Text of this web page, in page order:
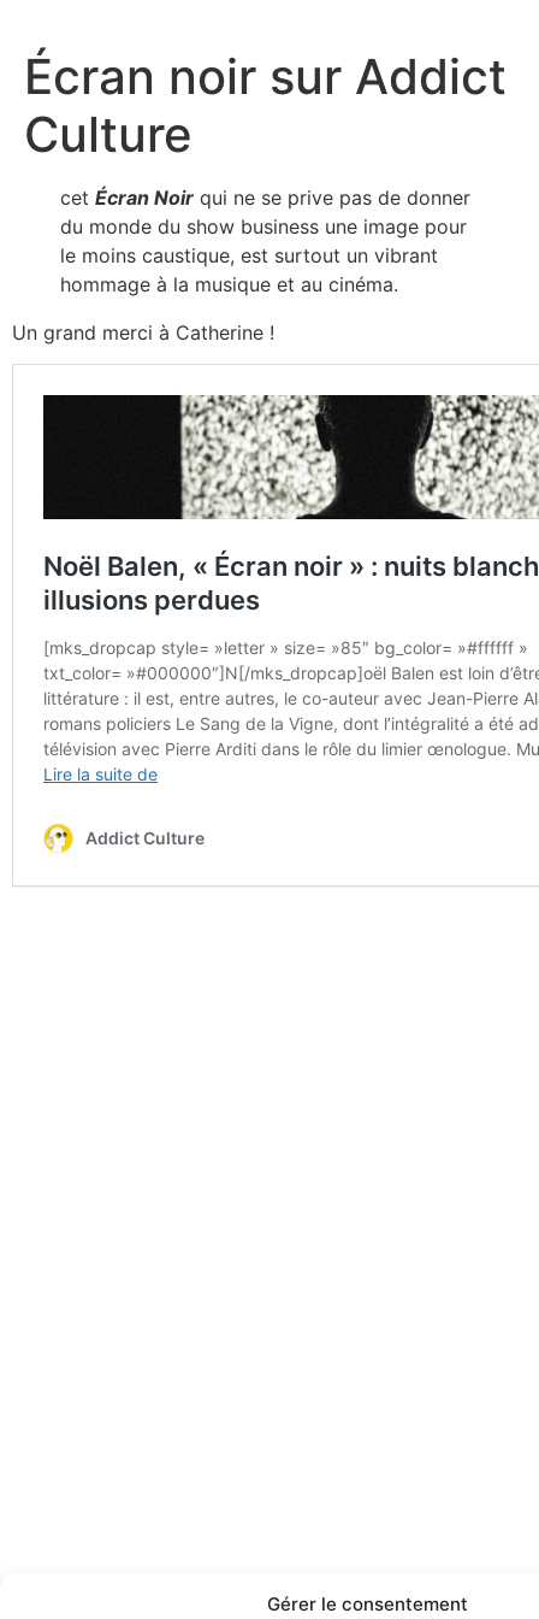
Gérer le consentement
contenu
Écran noir sur Addict
Culture
cet Écran Noir qui ne se prive pas de donner
du monde du show business une image pour
le moins caustique, est surtout un vibrant
hommage à la musique et au cinéma.
Un grand merci à Catherine !